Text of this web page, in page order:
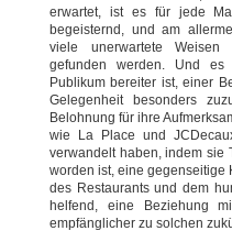
erwartet, ist es für jede
begeisternd, und am
viele unerwartete
gefunden werden. Und
Publikum bereiter ist, einer
Gelegenheit besonders
Belohnung für ihre
wie La Place und
verwandelt haben, indem sie
worden ist, eine gegenseitige
des Restaurants und dem
helfend, eine Beziehung
empfänglicher zu solchen